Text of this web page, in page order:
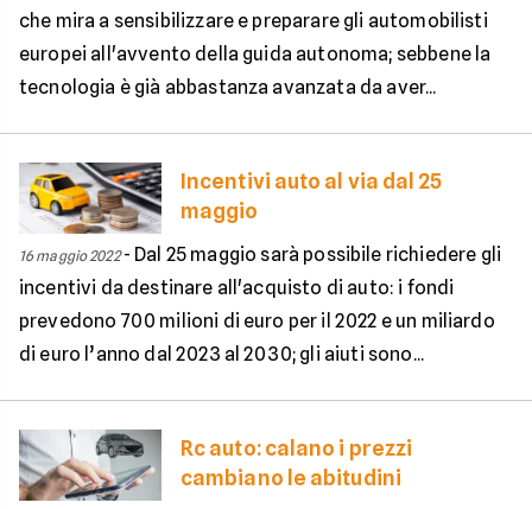
che mira a sensibilizzare e preparare gli automobilisti
europei all'avvento della guida autonoma; sebbene la
tecnologia è già abbastanza avanzata da aver...
Incentivi auto al via dal 25
maggio
16 maggio 2022- Dal 25 maggio sarà possibile richiedere gli
incentivi da destinare all'acquisto di auto: i fondi
prevedono 700 milioni di euro per il 2022 e un miliardo
di euro l’anno dal 2023 al 2030; gli aiuti sono...
Rc auto: calano i prezzi
cambiano le abitudini